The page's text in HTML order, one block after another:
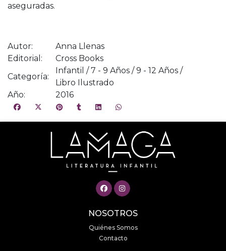
aseguradas.
Autor:
Anna Llenas
Editorial:
Cross Books
Categoría:
Infantil / 7 - 9 Años / 9 - 12 Años /
Libro Ilustrado
Año:
2016
NOSOTROS
Quiénes Somos
Contacto